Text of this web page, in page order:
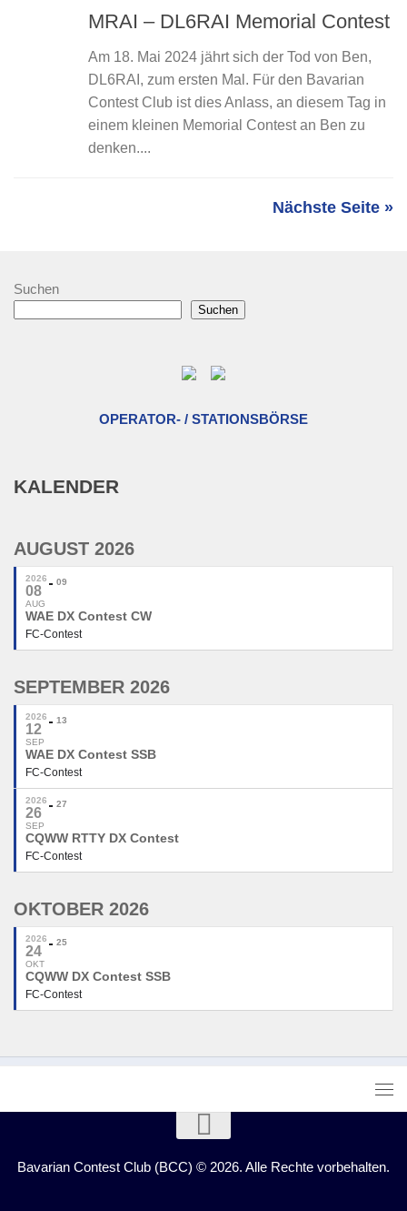
MRAI – DL6RAI Memorial Contest
Am 18. Mai 2024 jährt sich der Tod von Ben,
DL6RAI, zum ersten Mal. Für den Bavarian
Contest Club ist dies Anlass, an diesem Tag in
einem kleinen Memorial Contest an Ben zu
denken....
Nächste Seite »
Suchen
Suchen
OPERATOR- / STATIONSBÖRSE
KALENDER
AUGUST 2026
2026
08
AUG
09
WAE DX Contest CW
FC-Contest
SEPTEMBER 2026
2026
12
SEP
13
WAE DX Contest SSB
FC-Contest
2026
26
SEP
27
CQWW RTTY DX Contest
FC-Contest
OKTOBER 2026
2026
24
OKT
25
CQWW DX Contest SSB
FC-Contest
Bavarian Contest Club (BCC) © 2026. Alle Rechte vorbehalten.